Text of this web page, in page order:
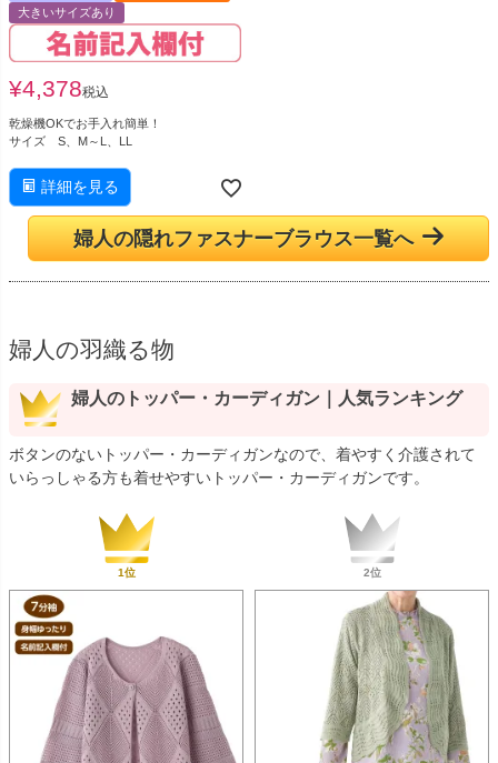
大きいサイズあり
¥4,378税込
乾燥機OKでお手入れ簡単！
サイズ S、M～L、LL
詳細を見る
婦人の隠れファスナーブラウス一覧へ
婦人の羽織る物
婦人のトッパー・カーディガン｜人気ランキング
ボタンのないトッパー・カーディガンなので、着やすく介護されて
いらっしゃる方も着せやすいトッパー・カーディガンです。